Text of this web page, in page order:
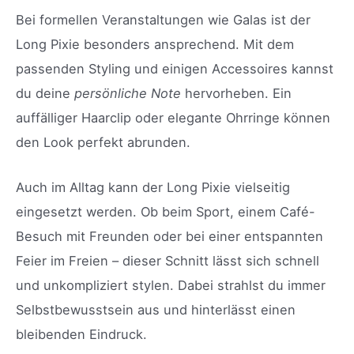
Bei formellen Veranstaltungen wie Galas ist der
Long Pixie besonders ansprechend. Mit dem
passenden Styling und einigen Accessoires kannst
du deine persönliche Note hervorheben. Ein
auffälliger Haarclip oder elegante Ohrringe können
den Look perfekt abrunden.
Auch im Alltag kann der Long Pixie vielseitig
eingesetzt werden. Ob beim Sport, einem Café-
Besuch mit Freunden oder bei einer entspannten
Feier im Freien – dieser Schnitt lässt sich schnell
und unkompliziert stylen. Dabei strahlst du immer
Selbstbewusstsein aus und hinterlässt einen
bleibenden Eindruck.